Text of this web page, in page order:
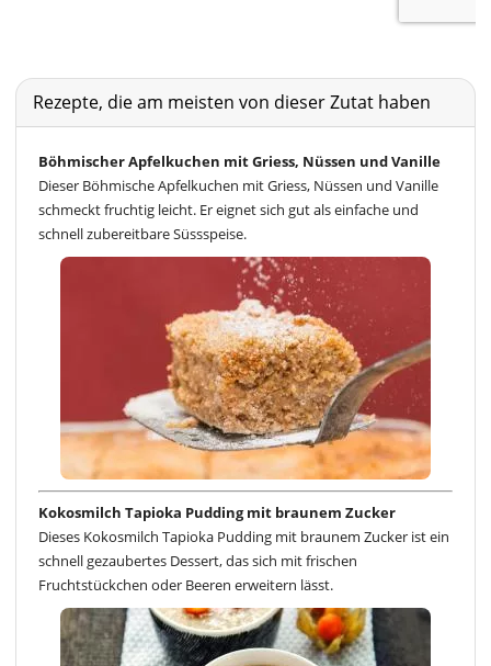
Rezepte, die am meisten von dieser Zutat haben
Böhmischer Apfelkuchen mit Griess, Nüssen und Vanille
Dieser Böhmische Apfelkuchen mit Griess, Nüssen und Vanille
schmeckt fruchtig leicht. Er eignet sich gut als einfache und
schnell zubereitbare Süssspeise.
Kokosmilch Tapioka Pudding mit braunem Zucker
Dieses Kokosmilch Tapioka Pudding mit braunem Zucker ist ein
schnell gezaubertes Dessert, das sich mit frischen
Fruchtstückchen oder Beeren erweitern lässt.